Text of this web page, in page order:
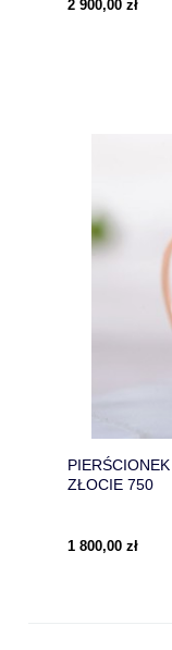
2 900,00 zł
ZŁOCIE 750
1 800,00 zł